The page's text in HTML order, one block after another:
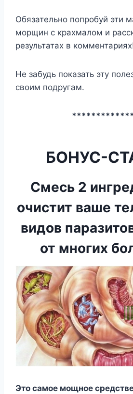
Обязательно попробуй эти
морщин с крахмалом и
результатах в
Не забудь показать эту
своим подругам.
БОНУС-
Смесь 2
очистит ваше
видов
от многих
Это самое мощное